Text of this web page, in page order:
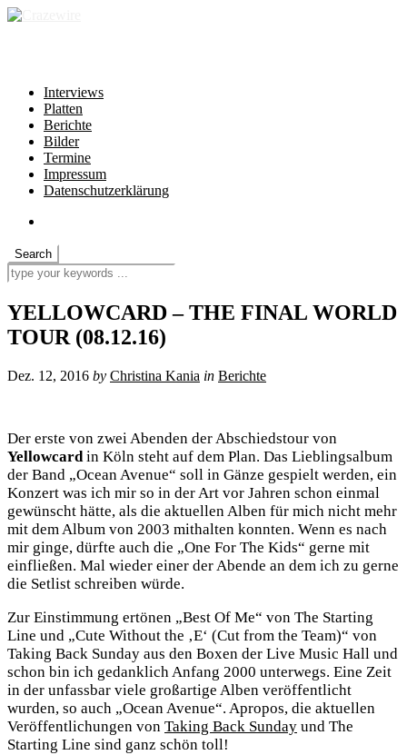
Interviews
Platten
Berichte
Bilder
Termine
Impressum
Datenschutzerklärung
YELLOWCARD – THE FINAL WORLD
TOUR (08.12.16)
Dez. 12, 2016 by Christina Kania in Berichte
Der erste von zwei Abenden der Abschiedstour von
Yellowcardin Köln steht auf dem Plan. Das Lieblingsalbum
der Band „Ocean Avenue“ soll in Gänze gespielt werden, ein
Konzert was ich mir so in der Art vor Jahren schon einmal
gewünscht hätte, als die aktuellen Alben für mich nicht mehr
mit dem Album von 2003 mithalten konnten. Wenn es nach
mir ginge, dürfte auch die „One For The Kids“ gerne mit
einfließen. Mal wieder einer der Abende an dem ich zu gerne
die Setlist schreiben würde.
Zur Einstimmung ertönen „Best Of Me“ von The Starting
Line und „Cute Without the ‚E‘ (Cut from the Team)“ von
Taking Back Sunday aus den Boxen der Live Music Hall und
schon bin ich gedanklich Anfang 2000 unterwegs. Eine Zeit
in der unfassbar viele großartige Alben veröffentlicht
wurden, so auch „Ocean Avenue“. Apropos, die aktuellen
Veröffentlichungen von Taking Back Sunday und The
Starting Line sind ganz schön toll!